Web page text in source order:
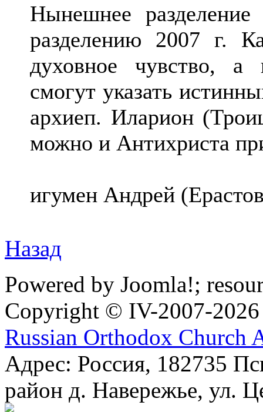
Нынешнее
разделению 2007 г.
духовное чувство, а
смогут указать
архиеп. Иларион
можно и Антихриста
игумен Андрей
Назад
Powered by Joomla!;
Copyright © IV-2007-2026
Russian Orthodox Church
Адрес: Россия, 182735
район д. Навережье, ул.